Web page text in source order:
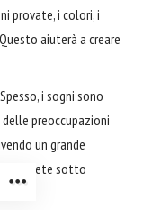
provate, i colori, i
aiuterà a creare
Spesso, i sogni sono
preoccupazioni
un grande
Siete sotto